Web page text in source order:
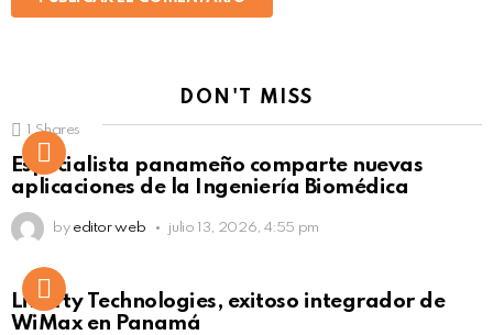
DON'T MISS
Click to view this post
1 Shares
Especialista panameño comparte nuevas
aplicaciones de la Ingeniería Biomédica
by editor web julio 13, 2026, 4:55 pm
Liberty Technologies, exitoso integrador de
WiMax en Panamá